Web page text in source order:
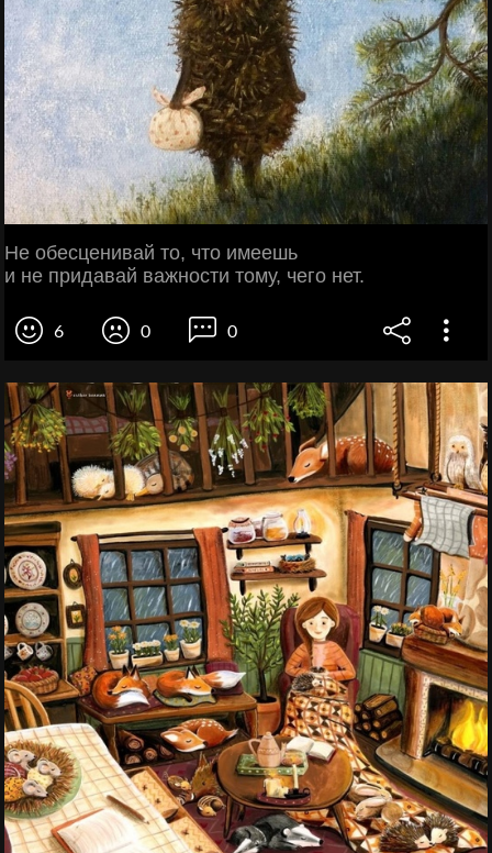
Не обесценивай то, что имеешь
и не придавай важности тому, чего нет.
6 0 0